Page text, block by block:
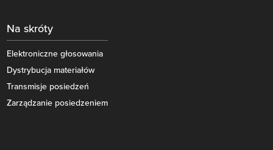
Na skróty
Elektroniczne głosowania
Dystrybucja materiałów
Transmisje posiedzeń
Zarządzanie posiedzeniem